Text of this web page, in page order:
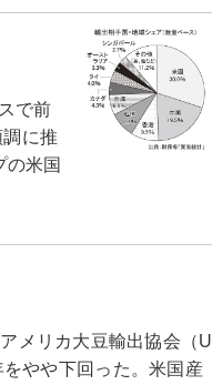
で前
に推
米国
メリカ大豆輸出協会（U
やや下回った。米国産